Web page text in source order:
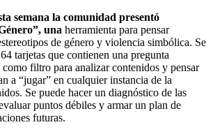
semana la comunidad presentó
una herramienta para pensar
de género y violencia simbólica. Se
tarjetas que contienen una pregunta
filtro para analizar contenidos y pensar
a “jugar” en cualquier instancia de la
Se puede hacer un diagnóstico de las
puntos débiles y armar un plan de
futuras.